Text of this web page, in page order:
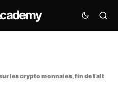
les crypto monnaies, fin de l’alt